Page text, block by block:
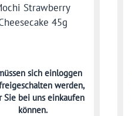
Strawberry
45g
sicheinloggen
werden,
Sie bei uns einkaufen
können.